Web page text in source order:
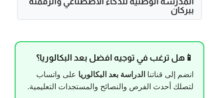
ببركان
📱هل ترغب في توجيه افضل بعد البكالوريا؟
انضم إلى قناتنا الدراسة بعد البكالوريا على واتساب
لتصلك أحدث الفرص والنصائح والمستجدات التعليمية.